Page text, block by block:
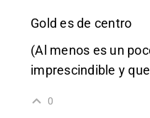
Gold es de centro
(Al menos es un
imprescindible y
0